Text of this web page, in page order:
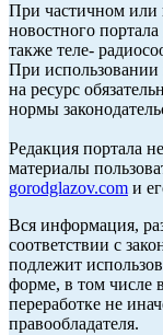
При частичном или
новостного портала
также теле-
При использовании
на ресурс
нормы
Редакция портала
материалы
gorodglazov.com и
Вся информация,
соответствии с
подлежит
форме, в том числе
переработке не
правообладателя.